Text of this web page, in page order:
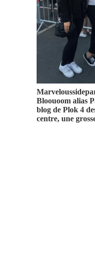
Bloouoom alias
blog de Plok 4
centre, une